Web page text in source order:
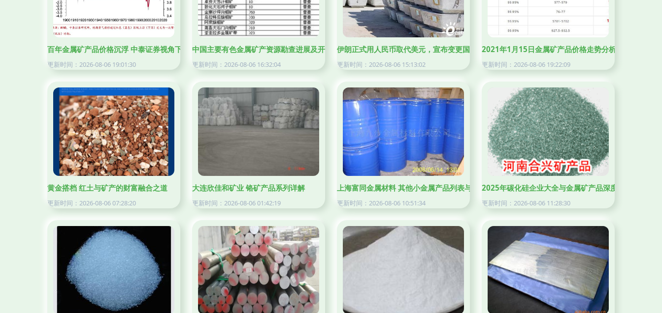
百年金属矿产品价格沉浮 中泰证券视角下的大宗商品历史启示
更新时间：2026-08-06 19:01:30
中国主要有色金属矿产资源勘查进展及开发前景
更新时间：2026-08-06 16:32:04
伊朗正式用人民币取代美元，宣布变更国家新货币后，事情有新变化
更新时间：2026-08-06 15:13:02
2021年1月15日金属矿产品价格走势分析
更新时间：2026-08-06 19:22:09
黄金搭档 红土与矿产的财富融合之道
更新时间：2026-08-06 07:28:20
大连欣佳和矿业 铬矿产品系列详解
更新时间：2026-08-06 01:42:19
上海富同金属材料 其他小金属产品列表与金属矿产品概览
更新时间：2026-08-06 10:51:34
2025年碳化硅企业大全与金属矿产品深度解析
更新时间：2026-08-06 11:28:30